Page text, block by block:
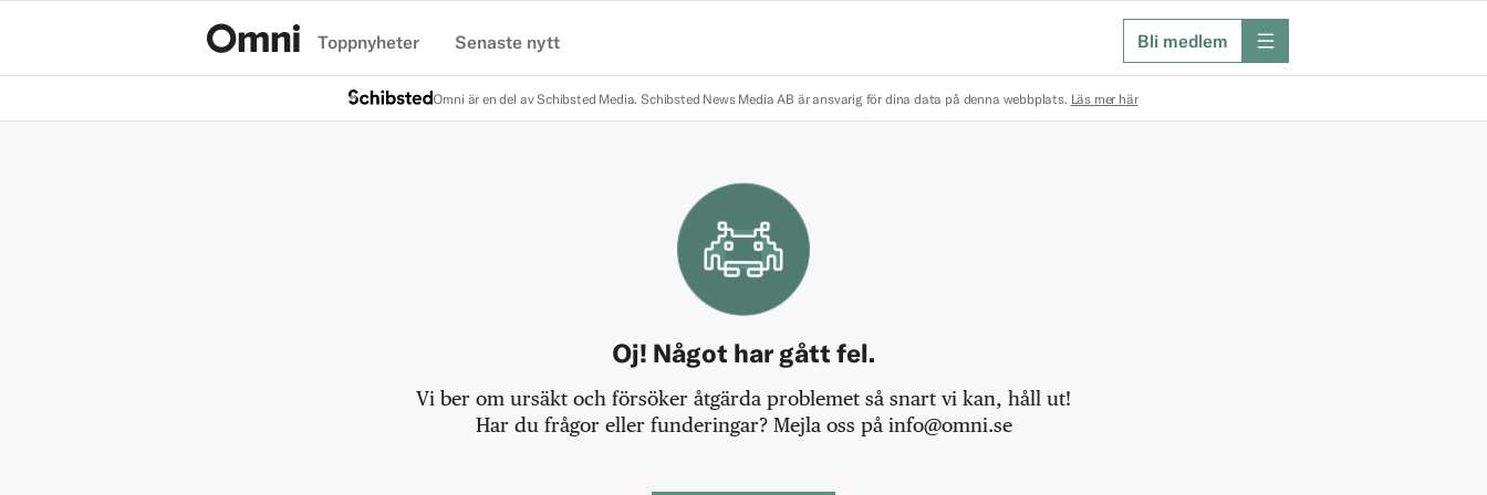
Toppnyheter Senaste nytt Bli medlem meny
Omni är en del av Schibsted Media. Schibsted News Media AB är ansvarig för dina data på denna webbplats. Läs mer här
Oj! Något har gått fel.
Vi ber om ursäkt och försöker åtgärda problemet så snart vi kan, håll ut!
Har du frågor eller funderingar? Mejla oss på info@omni.se